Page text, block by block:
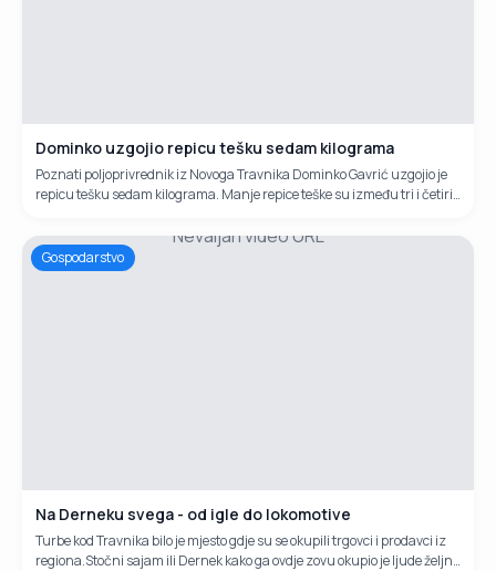
Dominko uzgojio repicu tešku sedam kilograma
Poznati poljoprivrednik iz Novoga Travnika Dominko Gavrić uzgojio je
repicu tešku sedam kilograma. Manje repice teške su između tri i četiri
Nevaljan video URL
Gospodarstvo
Na Derneku svega - od igle do lokomotive
Turbe kod Travnika bilo je mjesto gdje su se okupili trgovci i prodavci iz
regiona.Stočni sajam ili Dernek kako ga ovdje zovu okupio je ljude željne